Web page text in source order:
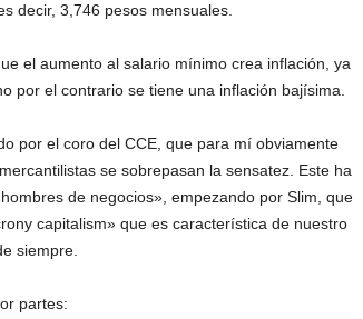
decir, 3,746 pesos mensuales.
el aumento al salario mínimo crea inflación, ya
por el contrario se tiene una inflación bajísima.
por el coro del CCE, que para mí obviamente
se sobrepasan la sensatez. Este ha
de negocios», empezando por Slim, que
capitalism» que es característica de nuestro
siempre.
partes: